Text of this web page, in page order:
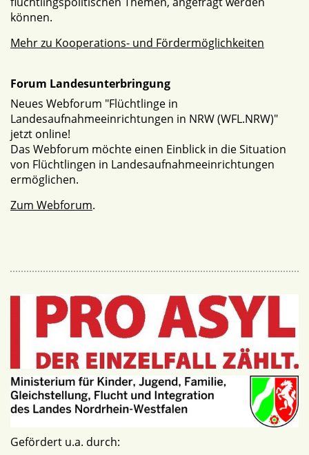
können.
Mehr zu Kooperations- und Fördermöglichkeiten
Forum Landesunterbringung
Neues Webforum "Flüchtlinge in
Landesaufnahmeeinrichtungen in NRW (WFL.NRW)"
jetzt online!
Das Webforum möchte einen Einblick in die Situation
von Flüchtlingen in Landesaufnahmeeinrichtungen
ermöglichen.
Zum Webforum.
Gefördert u.a. durch: